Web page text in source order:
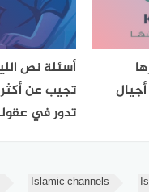
أسئلة نص
تجيب عن أكثر
تدور في
Islamic channels